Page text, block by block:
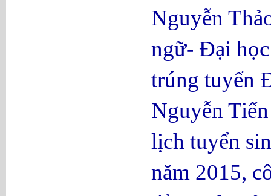
Nguyễn
ngữ- Đại
trúng tuyển
Nguyễn
lịch tuyển
năm 2015,